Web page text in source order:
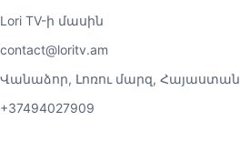
Lori TV-ի մասին
contact@loritv.am
Վանաձոր, Լոռու մարզ, Հայաստան
+37494027909